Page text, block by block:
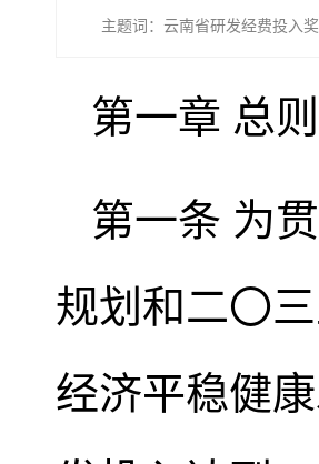
主题词：云南省研发经费投入
第一章 总则
第一条 为
规划和二〇
经济平稳健